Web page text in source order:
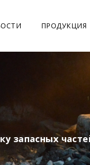
ПРОДУКЦИЯ
запасных